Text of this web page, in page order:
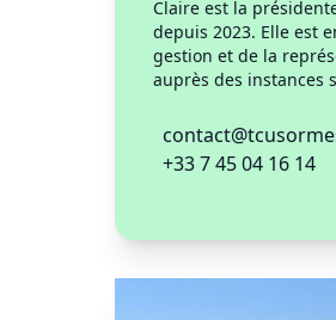
Claire est la
depuis 2023. Elle est
gestion et de la
auprès des instances
+33 7 45 04 16 14